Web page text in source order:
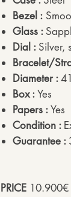
Bezel :
Glass :
Dial : Silver,
Bracelet/
Diameter :
Box :Yes
Papers :Yes
Condition :
Guarantee :
PRICE 10.900€